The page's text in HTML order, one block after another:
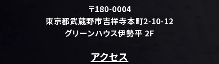
〒180-0004
東京都武蔵野市吉祥寺本町2-10-12
グリーンハウス伊勢平 2F
アクセス